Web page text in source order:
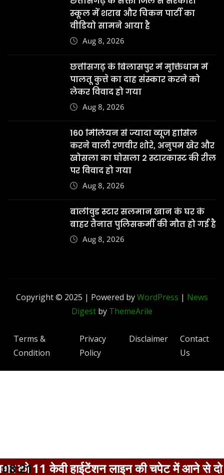
स्कूल में शराब और चिकन पार्टी का
वीडियो सामने आया है
Aug 8, 2026
छत्तीसगढ़ के बिलासपुर में मुक्तिधाम में
पालतू कुत्ते का दाह संस्कार करने को
लेकर विवाद हो गया
Aug 8, 2026
160 मिलियन से ज्यादा व्यूज हासिल
करने वाली रणवीर शोरे, अनुपम खेर और
खोसला का घोसला 2 स्टारकास्ट की रील
पर विवाद हो गया
Aug 8, 2026
बॉलीवुड स्टार सलमान खान के घर के
बाहर तैनात पुलिसकर्मी की मौत हो गई है
Aug 8, 2026
Copyright © 2025 | Powered byWordPress | News
Digest by ThemeArile
Terms &
Condition
Privacy
Policy
Disclaimer
Contact
Us
लाइन की चपेट में आने से दो मजदूरों की मौत
08:21